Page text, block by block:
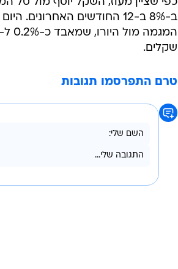
ב-8% ב-12 החודשים האחרונים.
שקלים.
טרם התפרסמו תגובות